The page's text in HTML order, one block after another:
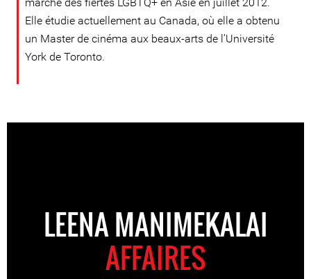
Elle étudie actuellement au Canada, où elle a obtenu
un Master de cinéma aux beaux-arts de l’Université
York de Toronto.
LEENA MANIMEKALAI
AFFAIRES